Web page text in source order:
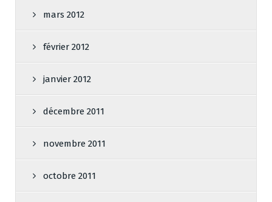
mars 2012
février 2012
janvier 2012
décembre 2011
novembre 2011
octobre 2011